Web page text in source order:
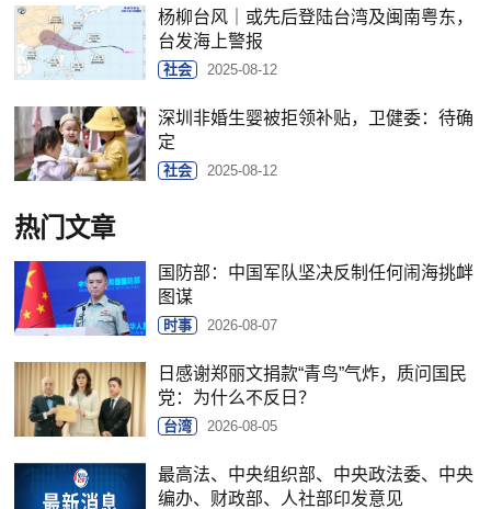
杨柳台风｜或先后登陆台湾及闽南粤东，
台发海上警报
社会 2025-08-12
深圳非婚生婴被拒领补贴，卫健委：待确
定
社会 2025-08-12
热门文章
国防部：中国军队坚决反制任何闹海挑衅
图谋
时事 2026-08-07
日感谢郑丽文捐款“青鸟”气炸，质问国民
党：为什么不反日？
台湾 2026-08-05
最高法、中央组织部、中央政法委、中央
编办、财政部、人社部印发意见